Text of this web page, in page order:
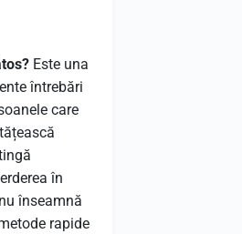
Este una
întrebări
care
în
înseamnă
rapide